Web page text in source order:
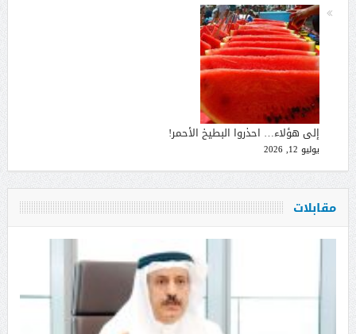
إلى هؤلاء… احذروا البطيخ الأحمر!
يوليو 12, 2026
مقابلات